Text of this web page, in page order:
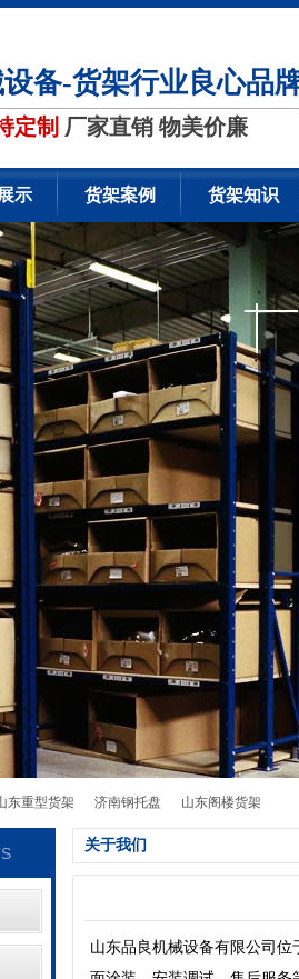
备-货架行业良心品
定制 厂家直销 物美价廉
示 货架案例 货架知识
东重型货架 济南钢托盘 山东阁楼货架
关于我们
山东品良机械设备有限公司